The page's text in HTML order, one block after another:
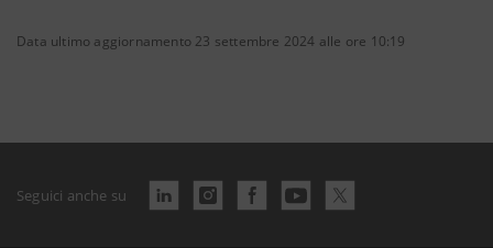
Data ultimo aggiornamento 23 settembre 2024 alle ore 10:19
Seguici anche su